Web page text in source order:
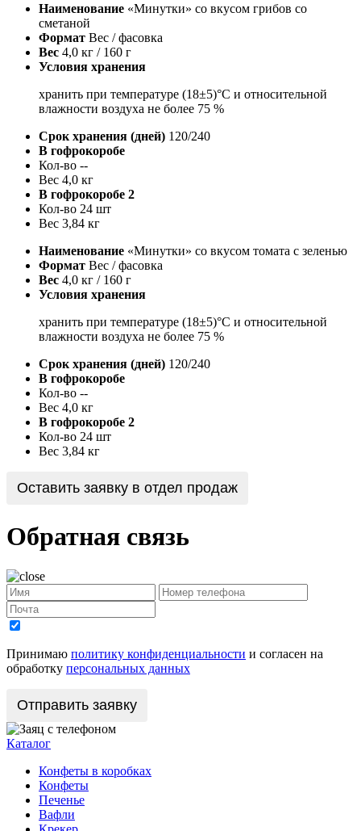
Наименование «Минутки» со вкусом грибов со
сметаной
Формат Вес / фасовка
Вес 4,0 кг / 160 г
Условия хранения
хранить при температуре (18±5)°С и относительной
влажности воздуха не более 75 %
Срок хранения (дней) 120/240
В гофрокоробе
Кол-во --
Вес 4,0 кг
В гофрокоробе 2
Кол-во 24 шт
Вес 3,84 кг
Наименование «Минутки» со вкусом томата с зеленью
Формат Вес / фасовка
Вес 4,0 кг / 160 г
Условия хранения
хранить при температуре (18±5)°С и относительной
влажности воздуха не более 75 %
Срок хранения (дней) 120/240
В гофрокоробе
Кол-во --
Вес 4,0 кг
В гофрокоробе 2
Кол-во 24 шт
Вес 3,84 кг
Оставить заявку в отдел продаж
Обратная связь
Принимаю политику конфиденциальности и согласен на
обработку персональных данных
Каталог
Конфеты в коробках
Конфеты
Печенье
Вафли